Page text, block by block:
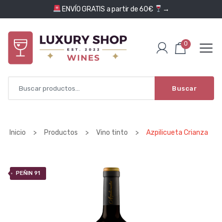
Saltar al contenidoENVÍO GRATIS a partir de 60€ →
Buscar
0
Inicio > Productos > Vino tinto > Azpilicueta Crianza
PEÑIN 91